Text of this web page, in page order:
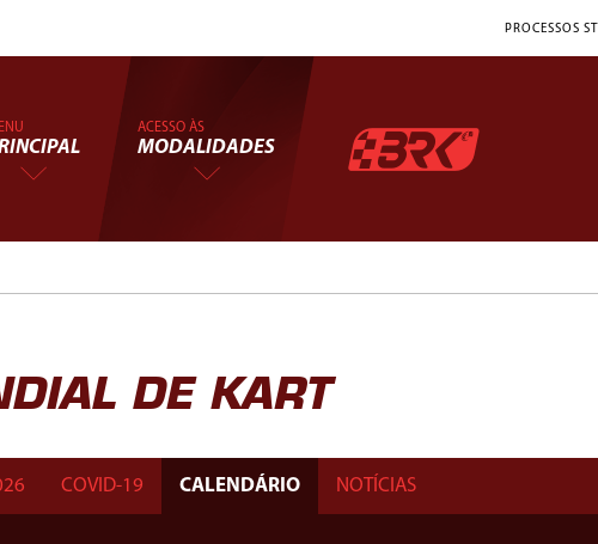
PROCESSOS
ACESSO ÀS
MODALIDADES
DE KART
COVID-19 CALENDÁRIO NOTÍCIAS